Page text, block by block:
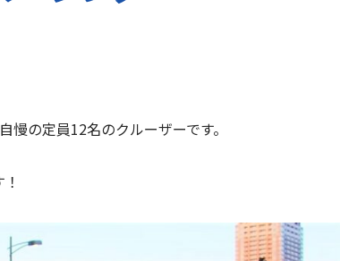
の定員12名のクルーザーです。